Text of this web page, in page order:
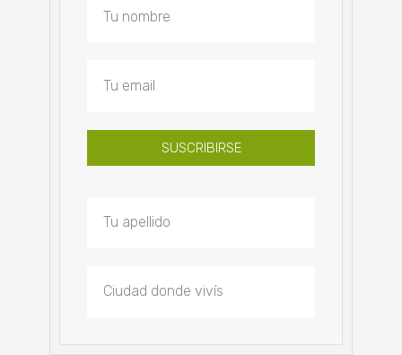
SUSCRIBIRSE